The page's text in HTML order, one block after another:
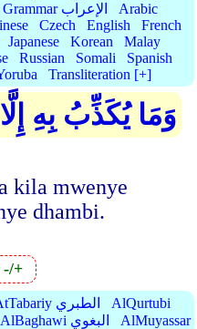
Grammar الإعراب
Arabic
Czech English
French
Japanese Korean
Malay
Russian Somali
Spanish
Transliteration [+]
وَمَا يُكَذِّبُ بِهِ
kila mwenye
dhambi.
-/+
AtTabariy الطبري
AlQurtubi
AlBaghawi البغوي
AlMuyassar